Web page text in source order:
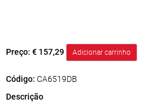
Preço: € 157,29
Código: CA6519DB
Descrição